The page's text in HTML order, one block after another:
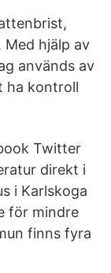
Med hjälp av
används av
ha kontroll
Twitter
direkt i
i Karlskoga
för mindre
finns fyra